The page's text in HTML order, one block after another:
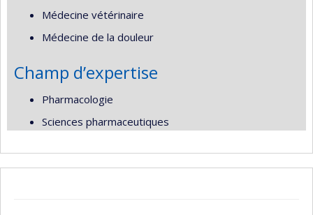
Médecine vétérinaire
Médecine de la douleur
Champ d’expertise
Pharmacologie
Sciences pharmaceutiques